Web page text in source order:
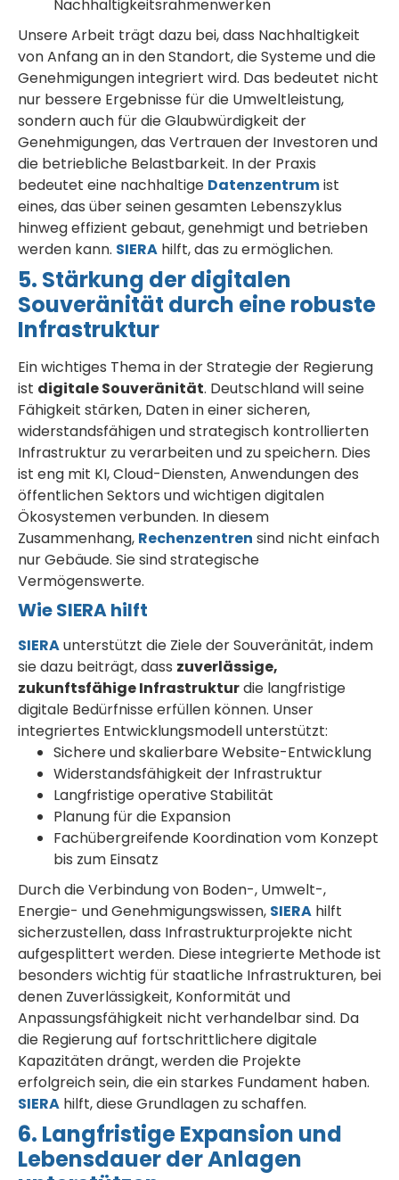
Nachhaltigkeitsrahmenwerken
Unsere Arbeit trägt dazu bei, dass Nachhaltigkeit
von Anfang an in den Standort, die Systeme und die
Genehmigungen integriert wird. Das bedeutet nicht
nur bessere Ergebnisse für die Umweltleistung,
sondern auch für die Glaubwürdigkeit der
Genehmigungen, das Vertrauen der Investoren und
die betriebliche Belastbarkeit. In der Praxis
bedeutet eine nachhaltige Datenzentrumist
eines, das über seinen gesamten Lebenszyklus
hinweg effizient gebaut, genehmigt und betrieben
werden kann. SIERA hilft, das zu ermöglichen.
5. Stärkung der digitalen
Souveränität durch eine robuste
Infrastruktur
Ein wichtiges Thema in der Strategie der Regierung
ist digitale Souveränität. Deutschland will seine
Fähigkeit stärken, Daten in einer sicheren,
widerstandsfähigen und strategisch kontrollierten
Infrastruktur zu verarbeiten und zu speichern. Dies
ist eng mit KI, Cloud-Diensten, Anwendungen des
öffentlichen Sektors und wichtigen digitalen
Ökosystemen verbunden. In diesem
Zusammenhang, Rechenzentren sind nicht einfach
nur Gebäude. Sie sind strategische
Vermögenswerte.
Wie SIERA hilft
SIERAunterstützt die Ziele der Souveränität, indem
sie dazu beiträgt, dass zuverlässige,
zukunftsfähige Infrastrukturdie langfristige
digitale Bedürfnisse erfüllen können. Unser
integriertes Entwicklungsmodell unterstützt:
Sichere und skalierbare Website-Entwicklung
Widerstandsfähigkeit der Infrastruktur
Langfristige operative Stabilität
Planung für die Expansion
Fachübergreifende Koordination vom Konzept
bis zum Einsatz
Durch die Verbindung von Boden-, Umwelt-,
Energie- und Genehmigungswissen, SIERA hilft
sicherzustellen, dass Infrastrukturprojekte nicht
aufgesplittert werden. Diese integrierte Methode ist
besonders wichtig für staatliche Infrastrukturen, bei
denen Zuverlässigkeit, Konformität und
Anpassungsfähigkeit nicht verhandelbar sind. Da
die Regierung auf fortschrittlichere digitale
Kapazitäten drängt, werden die Projekte
erfolgreich sein, die ein starkes Fundament haben.
SIERA hilft, diese Grundlagen zu schaffen.
6. Langfristige Expansion und
Lebensdauer der Anlagen